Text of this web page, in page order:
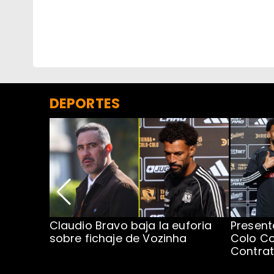
DEPORTES
Claudio Bravo baja la euforia
sobre fichaje de Vozinha
Colo